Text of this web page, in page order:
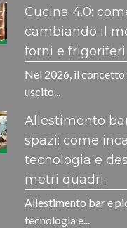
Cucina 4.0:
cambiando il
forni e
Nel 2026, il
uscito...
Allestimento
spazi: come
tecnologia e
metri quadri.
Allestimento bar e
tecnologia e...